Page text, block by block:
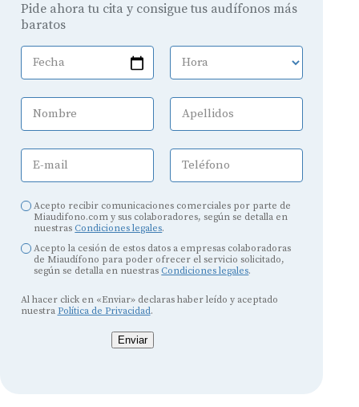
Pide ahora tu cita y consigue tus audífonos más
baratos
Fecha Hora
Nombre Apellidos
E-mail Teléfono
Acepto recibir comunicaciones comerciales por parte de
Miaudifono.com y sus colaboradores, según se detalla en
nuestras Condiciones legales.
Acepto la cesión de estos datos a empresas colaboradoras
de Miaudífono para poder ofrecer el servicio solicitado,
según se detalla en nuestras Condiciones legales.
Al hacer click en «Enviar» declaras haber leído y aceptado
nuestra Política de Privacidad.
Enviar